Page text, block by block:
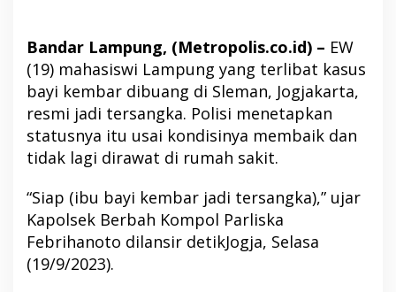
Bandar Lampung, (Metropolis.co.id) – EW
(19) mahasiswi Lampung yang terlibat kasus
bayi kembar dibuang di Sleman, Jogjakarta,
resmi jadi tersangka. Polisi menetapkan
statusnya itu usai kondisinya membaik dan
tidak lagi dirawat di rumah sakit.
“Siap (ibu bayi kembar jadi tersangka),” ujar
Kapolsek Berbah Kompol Parliska
Febrihanoto dilansir detikJogja, Selasa
(19/9/2023).